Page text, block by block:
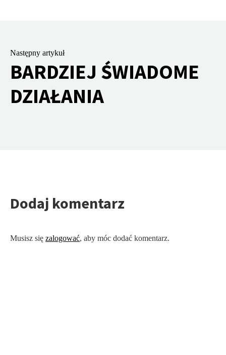
Następny artykuł
BARDZIEJ ŚWIADOME
DZIAŁANIA
Dodaj komentarz
Musisz się zalogować, aby móc dodać komentarz.